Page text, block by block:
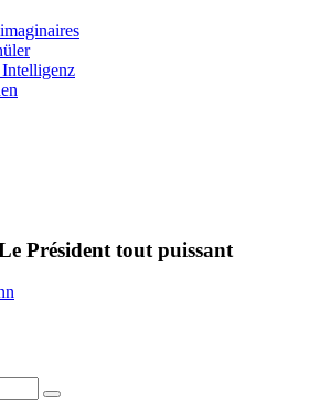
Président tout puissant